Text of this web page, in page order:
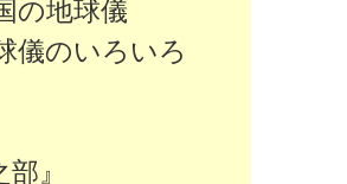
の地球儀
儀のいろいろ
』